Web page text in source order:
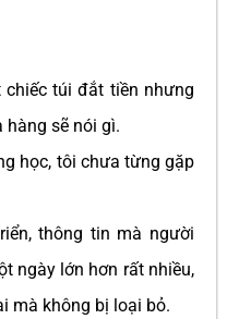
túi đắt tiền nhưng
hàng sẽ nói gì.
học, tôi chưa từng gặp
thông tin mà người
ngày lớn hơn rất nhiều,
mà không bị loại bỏ.